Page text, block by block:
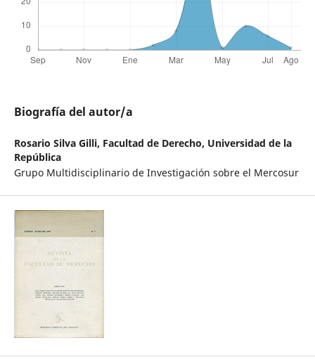
Biografía del autor/a
Rosario Silva Gilli, Facultad de Derecho, Universidad de la
República
Grupo Multidisciplinario de Investigación sobre el Mercosur